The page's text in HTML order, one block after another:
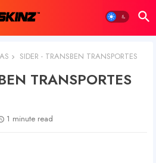
SIDER - TRANSBEN TRANSPORTES
TRANSPORTES
1 minute read